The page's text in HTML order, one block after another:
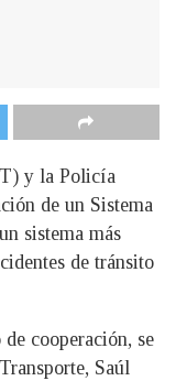
y la Policía
de un Sistema
sistema más
de tránsito
cooperación, se
Saúl